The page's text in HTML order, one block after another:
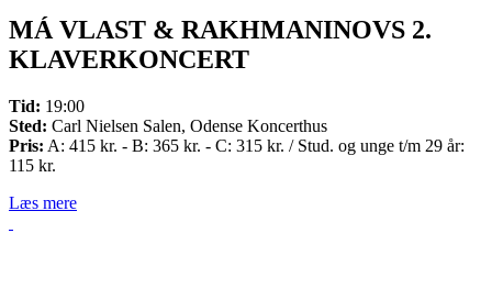
MÁ VLAST & RAKHMANINOVS 2.
KLAVERKONCERT
Tid: 19:00
Sted: Carl Nielsen Salen, Odense Koncerthus
Pris: A: 415 kr. - B: 365 kr. - C: 315 kr. / Stud. og unge t/m 29 år:
115 kr.
Læs mere